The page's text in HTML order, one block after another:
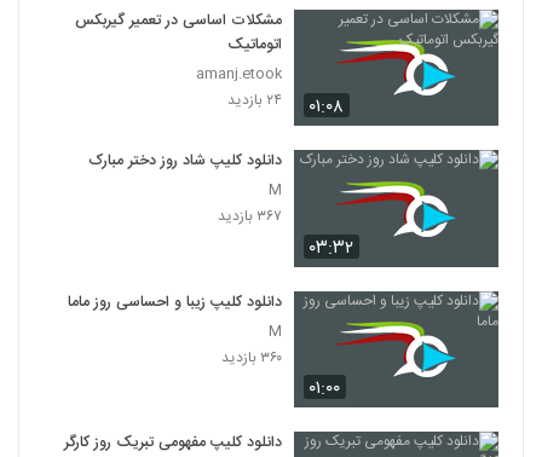
۰۱:۰۸
مشکلات اساسی در تعمیر گیربکس
اتوماتیک
amanj.etook
۲۴ بازدید
۰۳:۳۲
دانلود کلیپ شاد روز دختر مبارک
M
۳۶۷ بازدید
۰۱:۰۰
دانلود کلیپ زیبا و احساسی روز ماما
M
۳۶۰ بازدید
دانلود کلیپ مفهومی تبریک روز کارگر